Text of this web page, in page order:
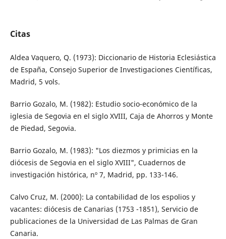
Citas
Aldea Vaquero, Q. (1973): Diccionario de Historia Eclesiástica
de España, Consejo Superior de Investigaciones Científicas,
Madrid, 5 vols.
Barrio Gozalo, M. (1982): Estudio socio-económico de la
iglesia de Segovia en el siglo XVIII, Caja de Ahorros y Monte
de Piedad, Segovia.
Barrio Gozalo, M. (1983): "Los diezmos y primicias en la
diócesis de Segovia en el siglo XVIII", Cuadernos de
investigación histórica, nº 7, Madrid, pp. 133-146.
Calvo Cruz, M. (2000): La contabilidad de los espolios y
vacantes: diócesis de Canarias (1753 -1851), Servicio de
publicaciones de la Universidad de Las Palmas de Gran
Canaria.